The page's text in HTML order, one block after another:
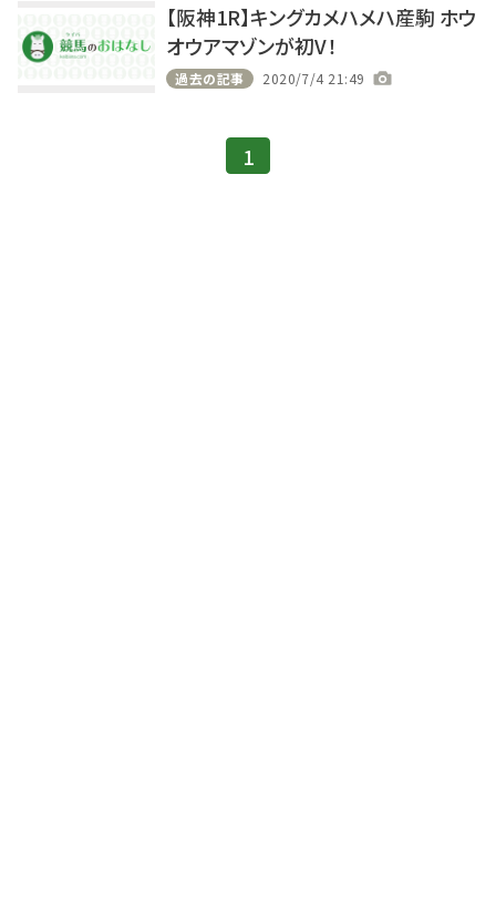
【阪神1R】キングカメハメハ産駒 ホウ
オウアマゾンが初V！
過去の記事 2020/7/4 21:49
1